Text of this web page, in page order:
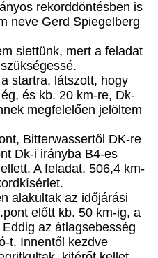
rekorddöntésben is
neve Gerd Spiegelberg
siettünk, mert a feladat
startra, látszott, hogy
és kb. 20 km-re, Dk-
megfelelően jelöltem
Bitterwassertől DK-re
Dk-i irányba B4-es
A feladat, 506,4 km-
alakultak az időjárási
előtt kb. 50 km-ig, a
az átlagsebesség
t. Innentől kezdve